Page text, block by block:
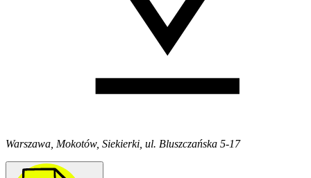
Warszawa, Mokotów, Siekierki, ul. Bluszczańska 5-17